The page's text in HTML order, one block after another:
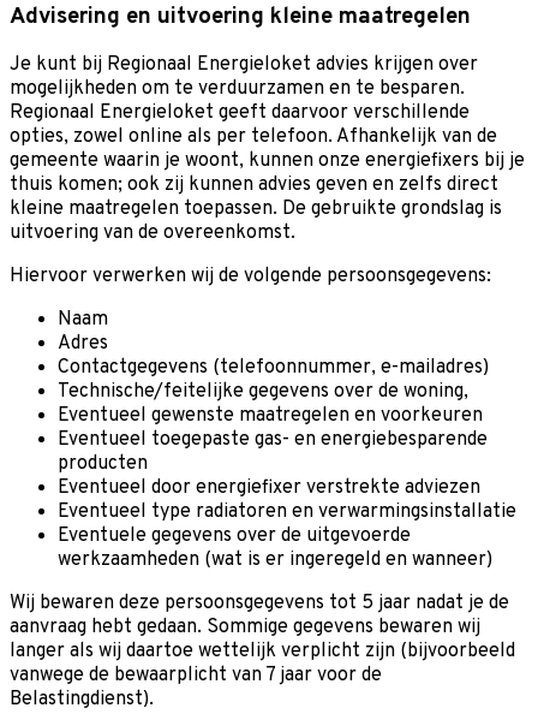
Advisering en uitvoering kleine maatregelen
Je kunt bij Regionaal Energieloket advies krijgen over
mogelijkheden om te verduurzamen en te besparen.
Regionaal Energieloket geeft daarvoor verschillende
opties, zowel online als per telefoon. Afhankelijk van de
gemeente waarin je woont, kunnen onze energiefixers bij je
thuis komen; ook zij kunnen advies geven en zelfs direct
kleine maatregelen toepassen. De gebruikte grondslag is
uitvoering van de overeenkomst.
Hiervoor verwerken wij de volgende persoonsgegevens:
Naam
Adres
Contactgegevens (telefoonnummer, e-mailadres)
Technische/feitelijke gegevens over de woning,
Eventueel gewenste maatregelen en voorkeuren
Eventueel toegepaste gas- en energiebesparende
producten
Eventueel door energiefixer verstrekte adviezen
Eventueel type radiatoren en verwarmingsinstallatie
Eventuele gegevens over de uitgevoerde
werkzaamheden (wat is er ingeregeld en wanneer)
Wij bewaren deze persoonsgegevens tot 5 jaar nadat je de
aanvraag hebt gedaan. Sommige gegevens bewaren wij
langer als wij daartoe wettelijk verplicht zijn (bijvoorbeeld
vanwege de bewaarplicht van 7 jaar voor de
Belastingdienst).